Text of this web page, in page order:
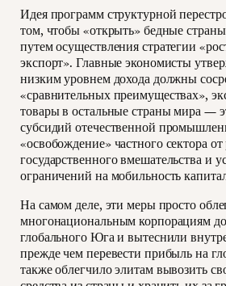
Идея программ структурной
том, чтобы «открыть» бедные
путем осуществления стратегии
экспорт». Главные экономисты
низким уровнем дохода должны
«сравнительных преимуществах»,
товары в остальные страны мира —
субсидий отечественной
«освобождение» частного сектора
государственного вмешательства и
ограничений на мобильность
На самом деле, эти меры просто
многонациональным корпорациям
глобального Юга и вытеснили
прежде чем перевести прибыль на
также облегчило элитам вывозить